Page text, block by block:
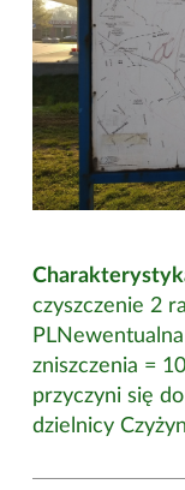
czyszczenie 2
zniszczenia =
przyczyni się
dzielnicy